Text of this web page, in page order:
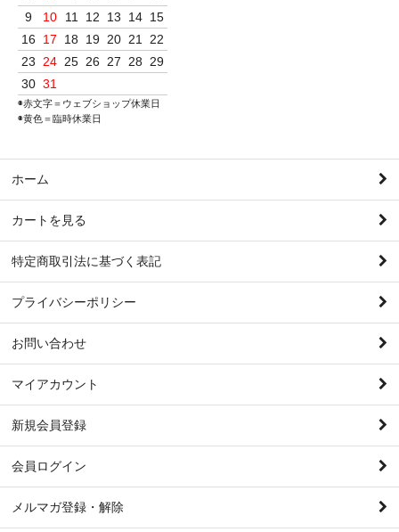
9
10 11 12 13 14 15
16
17 18 19 20 21
22
23
24 25 26 27 28
29
30 31
◉赤文字＝ウェブショップ休業日
◉黄色＝臨時休業日
ホーム
カートを見る
特定商取引法に基づく表記
プライバシーポリシー
お問い合わせ
マイアカウント
新規会員登録
会員ログイン
メルマガ登録・解除